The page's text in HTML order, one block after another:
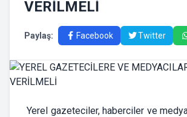
VERİLMELİ
Paylaş: Facebook Twitter
Yerel gazeteciler, haberciler ve